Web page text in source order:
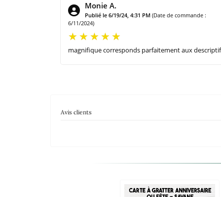
Monie A.
Publié le 6/19/24, 4:31 PM (Date de commande :
6/11/2024)
magnifique corresponds parfaitement aux
Avis clients